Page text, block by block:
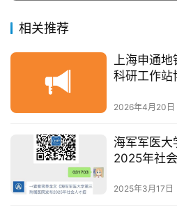
相关推荐
上海申通地
科研工作
2026年4月20日
海军军医大
2025年社
2025年3月17日